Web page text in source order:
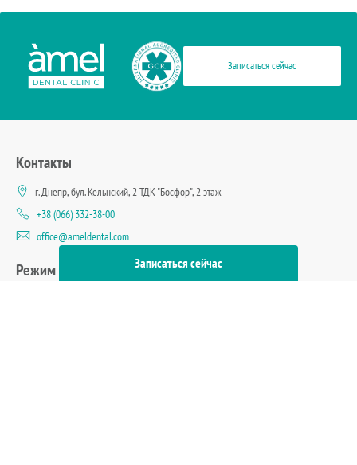
Записаться сейчас
Контакты
г. Днепр, бул. Кельнский, 2 ТДК "Босфор", 2 этаж
+38 (066) 332-38-00
office@ameldental.com
Режим работы Записаться cейчас